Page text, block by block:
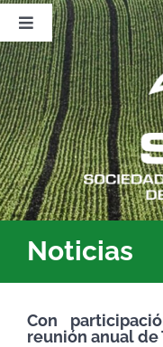
Saltar
contenido
Toggle
Navigation
Nosotros
Publicaciones
Sala de Prensa
Eventos
Noticias
Con
reunión anual de